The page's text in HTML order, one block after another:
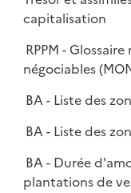
capitalisation
RPPM -
négociables
BA - Liste des
BA - Liste des
BA - Durée
plantations de